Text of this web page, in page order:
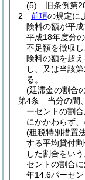
(5)
旧条例第
2
前項の規定に
険料の額が平
平成18年度分
不足額を徴収
険料の額を超
し、又は当該
る。
(延滞金の割合
第4条
当分の間、
ーセントの割
にかかわらず
(租税特別措置
する平均貸付
した割合をい
セントの割合
年14.6パーセ